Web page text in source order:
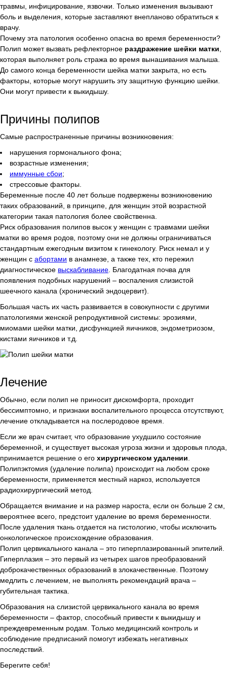
травмы, инфицирование, язвочки. Только изменения вызывают
боль и выделения, которые заставляют внепланово обратиться к
врачу.
Почему эта патология особенно опасна во время беременности?
Полип может вызвать рефлекторное раздражение шейки матки
которая выполняет роль стража во время вынашивания малыша.
До самого конца беременности шейка матки закрыта, но есть
факторы, которые могут нарушить эту защитную функцию шейки.
Они могут привести к выкидышу.
Причины полипов
Самые распространенные причины возникновения:
нарушения гормонального фона;
возрастные изменения;
иммунные сбои;
стрессовые факторы.
Беременные после 40 лет больше подвержены возникновению
таких образований, в принципе, для женщин этой возрастной
категории такая патология более свойственна.
Риск образования полипов высок у женщин с травмами шейки
матки во время родов, поэтому они не должны ограничиваться
стандартным ежегодным визитом к гинекологу. Риск немал и у
женщин с абортами в анамнезе, а также тех, кто пережил
диагностическое выскабливание . Благодатная почва для
появления подобных нарушений – воспаления слизистой
шеечного канала (хронический эндоцервит).
Большая часть их часть развивается в совокупности с другими
патологиями женской репродуктивной системы: эрозиями,
миомами шейки матки, дисфункцией яичников, эндометриозом,
кистами яичников и т.д.
Лечение
Обычно, если полип не приносит дискомфорта, проходит
бессимптомно, и признаки воспалительного процесса отсутствуют,
лечение откладывается на послеродовое время.
Если же врач считает, что образование ухудшило состояние
беременной, и существует высокая угроза жизни и здоровья плода,
принимается решение о его хирургическом удалении
Полипэктомия (удаление полипа) происходит на любом сроке
беременности, применяется местный наркоз, используется
радиохирургический метод.
Обращается внимание и на размер нароста, если он больше 2 см,
вероятнее всего, предстоит удаление во время беременности.
После удаления ткань отдается на гистологию, чтобы исключить
онкологическое происхождение образования.
Полип цервикального канала – это гиперплазированный эпителий.
Гиперплазия – это первый из четырех шагов преобразований
доброкачественных образований в злокачественные. Поэтому
медлить с лечением, не выполнять рекомендаций врача –
губительная тактика.
Образования на слизистой цервикального канала во время
беременности – фактор, способный привести к выкидышу и
преждевременным родам. Только медицинский контроль и
соблюдение предписаний помогут избежать негативных
последствий.
Берегите себя!